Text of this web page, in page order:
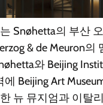
Snøhetta의 부산
& de Meuron의
와 Beijing
에 Beijing Art
뉴 뮤지엄과 이탈